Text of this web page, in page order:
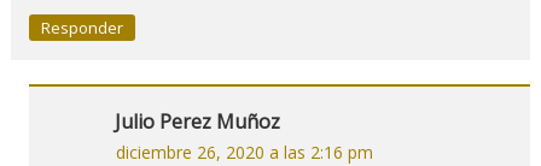
Responder
Julio Perez Muñoz
diciembre 26, 2020 a las 2:16 pm